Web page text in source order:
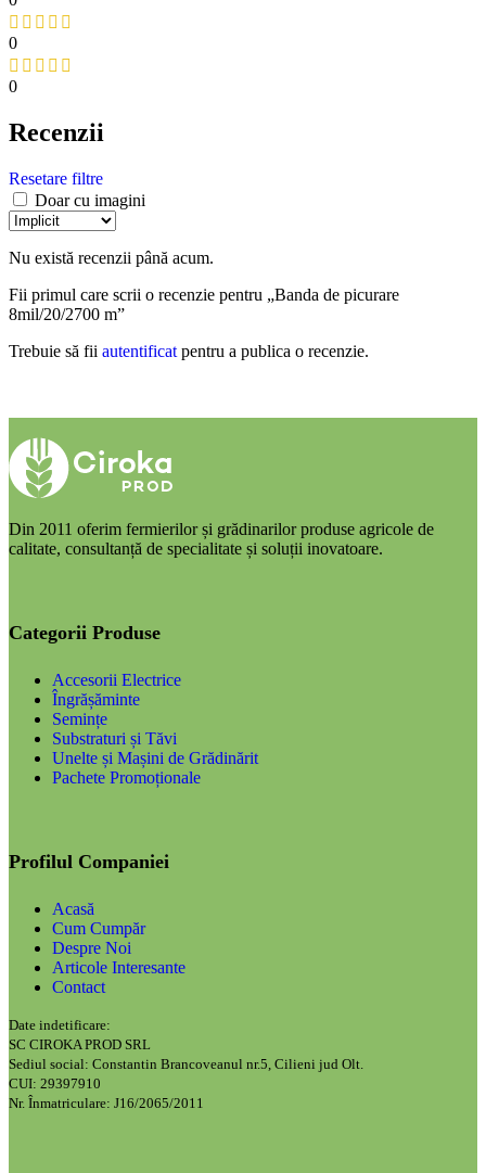
0
0
Recenzii
Resetare filtre
Doar cu imagini
Nu există recenzii până acum.
Fii primul care scrii o recenzie pentru „Banda de picurare
8mil/20/2700 m”
Trebuie să fii autentificat pentru a publica o recenzie.
Din 2011 oferim fermierilor și grădinarilor produse agricole de
calitate, consultanță de specialitate și soluții inovatoare.
Categorii Produse
Accesorii Electrice
Îngrășăminte
Semințe
Substraturi și Tăvi
Unelte și Mașini de Grădinărit
Pachete Promoționale
Profilul Companiei
Acasă
Cum Cumpăr
Despre Noi
Articole Interesante
Contact
Date indetificare:
SC CIROKA PROD SRL
Sediul social: Constantin Brancoveanul nr.5, Cilieni jud Olt.
CUI: 29397910
Nr. Înmatriculare: J16/2065/2011